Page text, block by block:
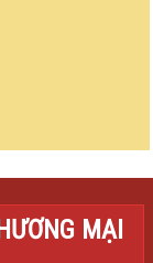
MẠI